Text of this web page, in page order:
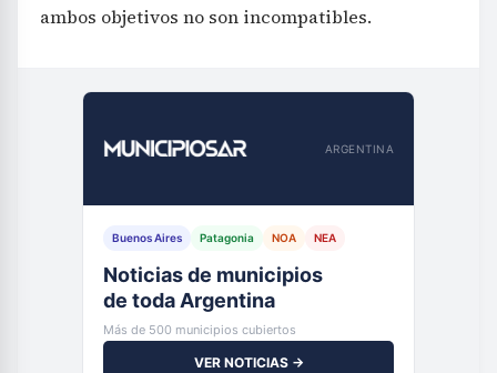
ambos objetivos no son incompatibles.
ARGENTINA
Buenos Aires Patagonia NOA NEA
Noticias de municipios
de toda Argentina
Más de 500 municipios cubiertos
VER NOTICIAS →